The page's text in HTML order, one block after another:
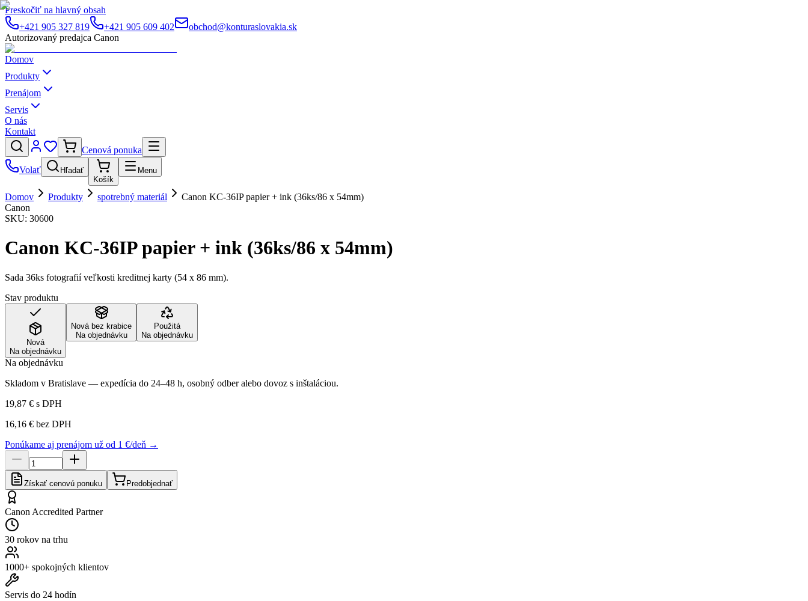
Preskočiť na hlavný obsah
+421 905 327 819
+421 905 609 402
obchod@konturaslovakia.sk
Autorizovaný predajca Canon
Domov
Produkty
Prenájom
Servis
O nás
Kontakt
Cenová ponuka
Volať
Hľadať
Košík
Menu
Domov Produkty spotrebný materiál
Canon KC-36IP papier + ink (36ks/86 x 54mm)
Canon
SKU: 30600
Canon KC-36IP papier + ink (36ks/86 x 54mm)
Sada 36ks fotografií veľkosti kreditnej karty (54 x 86 mm).
Stav produktu
Nová
Na objednávku
Nová bez krabice
Na objednávku
Použitá
Na objednávku
Na objednávku
Skladom v Bratislave — expedícia do 24–48 h, osobný odber alebo dovoz s inštaláciou.
19,87 € s DPH
16,16 € bez DPH
Ponúkame aj prenájom už od 1 €/deň →
Získať cenovú ponuku Predobjednať
Canon Accredited Partner
30 rokov na trhu
1000+ spokojných klientov
Servis do 24 hodín